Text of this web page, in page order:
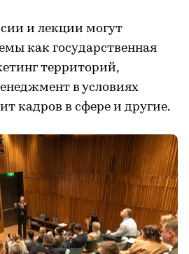
и лекции могут
как государственная
территорий,
в условиях
кадров в сфере и другие.